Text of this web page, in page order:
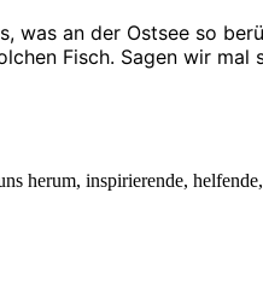
was an der Ostsee so
Fisch. Sagen wir
herum, inspirierende,